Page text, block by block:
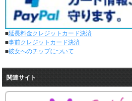
レンタル彼女と0回のオンラインデートがあ
3/9～3/15
レンタル彼女と36回の通常デートがありま
レンタル彼女と1回のオンラインデートがあ
3/2～3/8
レンタル彼女と32回の通常デートがありま
2/23～3/1
レンタル彼女と0回のオンラインデートが
■延長料金クレジットカード決済
■事前クレジットカード決済
■彼女へのチップについて
関連サイト